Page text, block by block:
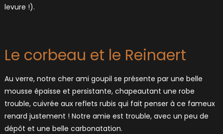
levure !).
Le corbeau et le Reinaert
Au verre, notre cher ami goupil se présente par une belle
mousse épaisse et persistante, chapeautant une robe
trouble, cuivrée aux reflets rubis qui fait penser à ce fameux
renard justement ! Notre amie est trouble, avec un peu de
dépôt et une belle carbonatation.